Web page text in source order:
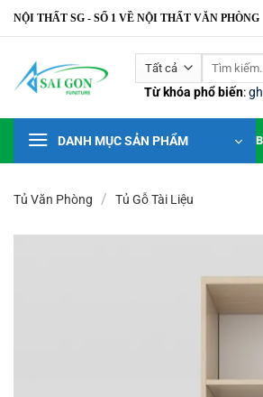
Bỏ
qua
dung
NỘI THẤT SG - SỐ 1 VỀ NỘI THẤT VĂN PHÒNG
Tìm
Từ khóa phổ biến:
DANH MỤC SẢN PHẨM
Tủ Văn Phòng / Tủ Gỗ Tài Liệu